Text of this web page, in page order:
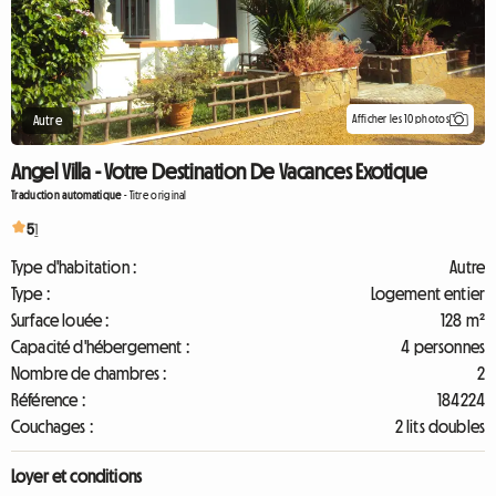
Autre Afficher les 10 photos
Angel Villa - Votre Destination De Vacances Exotique
Traduction automatique-Titre original
51
Type d'habitation :
Autre
Type :
Logement entier
Surface louée :
128 m²
Capacité d'hébergement :
4 personnes
Nombre de chambres :
2
Référence :
184224
Couchages :
2 lits doubles
Loyer et conditions